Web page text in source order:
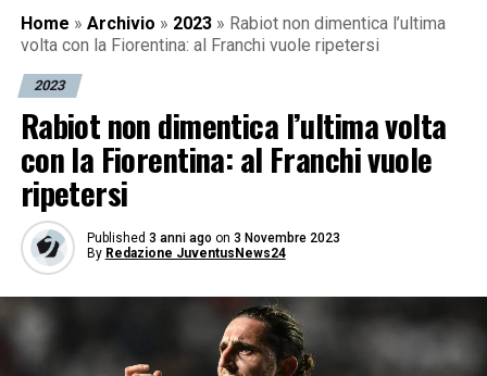
Home » Archivio » 2023 » Rabiot non dimentica l’ultima
volta con la Fiorentina: al Franchi vuole ripetersi
2023
Rabiot non dimentica l’ultima volta
con la Fiorentina: al Franchi vuole
ripetersi
Published 3 anni ago on 3 Novembre 2023
By Redazione JuventusNews24